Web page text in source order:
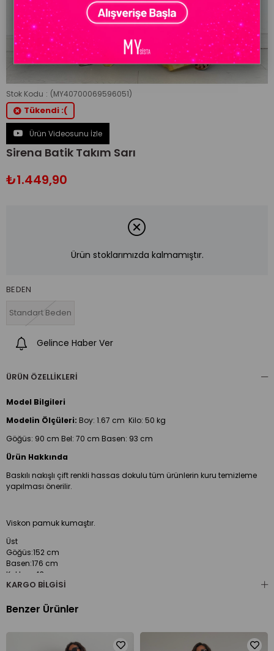
Stok Kodu (MY40700069596051)
Tükendi :(
Ürün Videosunu İzle
Sirena Batik Takım Sarı
₺1.449,90
Ürün stoklarımızda kalmamıştır.
BEDEN
Standart Beden
Gelince Haber Ver
ÜRÜN ÖZELLIKLERI
Model Bilgileri
Modelin Ölçüleri: Boy: 1.67 cm Kilo: 50 kg
Göğüs: 90 cm Bel: 70 cm Basen: 93 cm
Ürün Hakkında
Baskılı nakışlı çift renkli hassas dokulu tüm ürünlerin kuru temizleme
yapılması önerilir.
Viskon pamuk kumaştır.
Üst
Göğüs:152 cm
Basen:176 cm
Kol boy:43 cm
Pazu:34 cm
Arka Boy:123 cm
Pantalon
KARGO BILGISI
Benzer Ürünler